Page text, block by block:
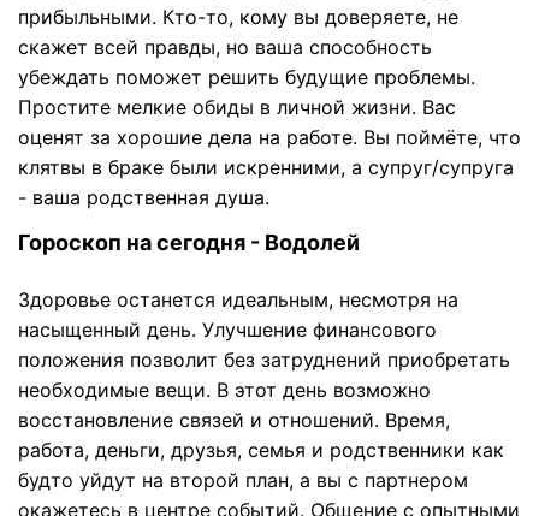
прибыльными. Кто-то, кому вы доверяете, не
скажет всей правды, но ваша способность
убеждать поможет решить будущие проблемы.
Простите мелкие обиды в личной жизни. Вас
оценят за хорошие дела на работе. Вы поймёте, что
клятвы в браке были искренними, а супруг/супруга
- ваша родственная душа.
Гороскоп на сегодня - Водолей
Здоровье останется идеальным, несмотря на
насыщенный день. Улучшение финансового
положения позволит без затруднений приобретать
необходимые вещи. В этот день возможно
восстановление связей и отношений. Время,
работа, деньги, друзья, семья и родственники как
будто уйдут на второй план, а вы с партнером
окажетесь в центре событий. Общение с опытными